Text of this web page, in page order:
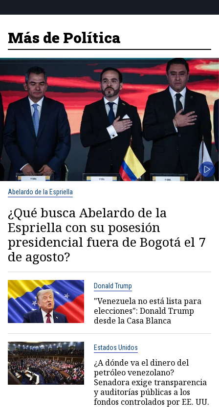
Más de Política
Abelardo de la Espriella
¿Qué busca Abelardo de la
Espriella con su posesión
presidencial fuera de Bogotá el 7
de agosto?
Donald Trump
"Venezuela no está lista para
elecciones": Donald Trump
desde la Casa Blanca
Estados Unidos
¿A dónde va el dinero del
petróleo venezolano?
Senadora exige transparencia
y auditorías públicas a los
fondos controlados por EE. UU.